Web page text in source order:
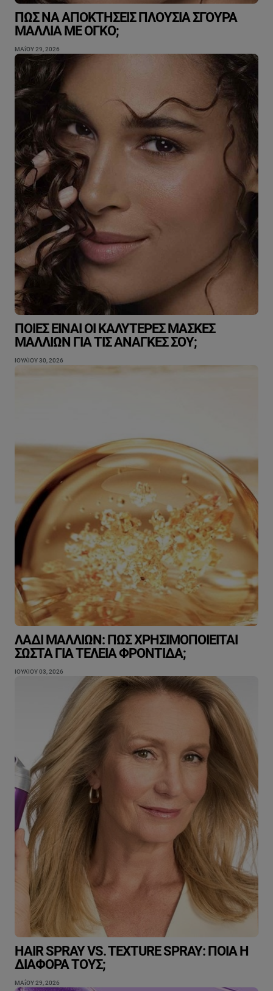
ΠΏΣ ΝΑ ΑΠΟΚΤΉΣΕΙΣ ΠΛΟΎΣΙΑ ΣΓΟΥΡΆ
ΜΑΛΛΙΆ ΜΕ ΌΓΚΟ;
ΜΑΐΟΥ 29, 2026
ΠΟΙΕΣ ΕΊΝΑΙ ΟΙ ΚΑΛΎΤΕΡΕΣ ΜΆΣΚΕΣ
ΜΑΛΛΙΏΝ ΓΙΑ ΤΙΣ ΑΝΆΓΚΕΣ ΣΟΥ;
ΙΟΥΛΊΟΥ 30, 2026
ΛΆΔΙ ΜΑΛΛΙΏΝ: ΠΏΣ ΧΡΗΣΙΜΟΠΟΙΕΊΤΑΙ
ΣΩΣΤΆ ΓΙΑ ΤΈΛΕΙΑ ΦΡΟΝΤΊΔΑ;
ΙΟΥΛΊΟΥ 03, 2026
HAIR SPRAY VS. TEXTURE SPRAY: ΠΟΙΑ Η
ΔΙΑΦΟΡΆ ΤΟΥΣ;
ΜΑΐΟΥ 29, 2026